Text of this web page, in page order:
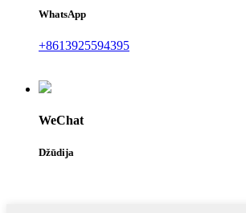
WhatsApp
+8613925594395
WeChat
Džūdija